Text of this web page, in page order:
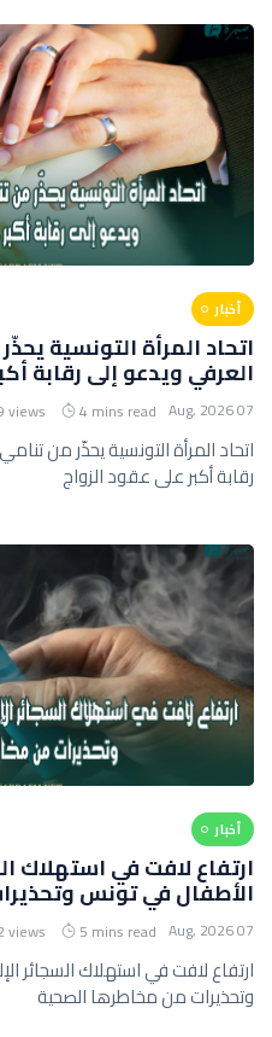
أخبار
اتحاد المرأة التونسية
العرفي ويدعو إلى رقابة
07 Aug, 2026
4 mins read
views
اتحاد المرأة التونسية يحذّر من
رقابة أكبر على عقود الزواج
أخبار
ارتفاع لافت في استهلاك
الأطفال في تونس
07 Aug, 2026
5 mins read
views
ارتفاع لافت في استهلاك السجائر
وتحذيرات من مخاطرها الصحية